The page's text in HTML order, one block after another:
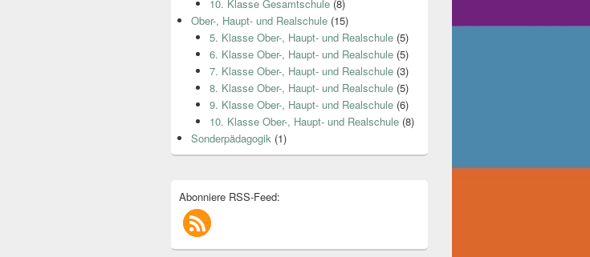
10. Klasse Gesamtschule(8)
Ober-, Haupt- und Realschule (15)
5. Klasse Ober-, Haupt- und Realschule(5)
6. Klasse Ober-, Haupt- und Realschule(5)
7. Klasse Ober-, Haupt- und Realschule(3)
8. Klasse Ober-, Haupt- und Realschule(5)
9. Klasse Ober-, Haupt- und Realschule(6)
10. Klasse Ober-, Haupt- und Realschule(8)
Sonderpädagogik (1)
Abonniere RSS-Feed: